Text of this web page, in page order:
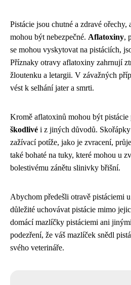
Pistácie jsou chutné a zdravé
mohou být nebezpečné. Aflatoxiny,
se mohou vyskytovat na pistáciích,
Příznaky otravy aflatoxiny zahrnují
žloutenku a letargii. V závažných
vést k selhání jater a smrti.
Kromě aflatoxinů mohou být
škodlivé i z jiných důvodů.
zažívací potíže, jako je zvracení,
také bohaté na tuky, které mohou u
bolestivému zánětu slinivky břišní.
Abychom předešli otravě pistáciemi
důležité uchovávat pistácie mimo
domácí mazlíčky pistáciemi ani
podezření, že váš mazlíček snědl
svého veterináře.